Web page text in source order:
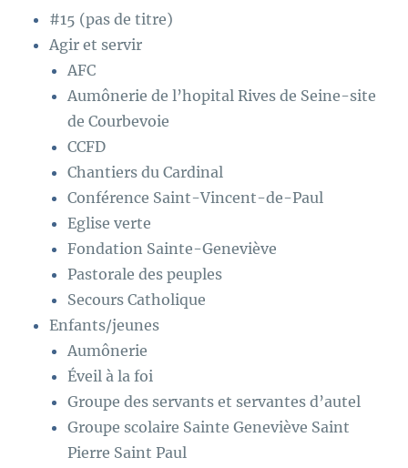
#15 (pas de titre)
Agir et servir
AFC
Aumônerie de l’hopital Rives de Seine-site
de Courbevoie
CCFD
Chantiers du Cardinal
Conférence Saint-Vincent-de-Paul
Eglise verte
Fondation Sainte-Geneviève
Pastorale des peuples
Secours Catholique
Enfants/jeunes
Aumônerie
Éveil à la foi
Groupe des servants et servantes d’autel
Groupe scolaire Sainte Geneviève Saint
Pierre Saint Paul